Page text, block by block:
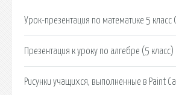
Урок-презентация по математике 5
Презентация к уроку по алгебре (5
Рисунки учащихся, выполненные в Paint